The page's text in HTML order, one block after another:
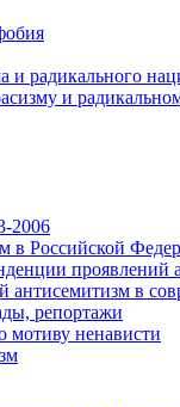
и радикального
и
2006
в Российской
проявлений
антисемитизм в
репортажи
мотиву ненависти